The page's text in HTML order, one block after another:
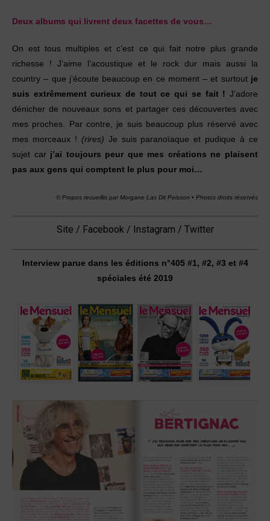
Deux albums qui livrent deux facettes de vous…
On est tous multiples et c’est ce qui fait notre plus grande
richesse ! J’aime l’acoustique et le rock dur mais aussi la
country – que j’écoute beaucoup en ce moment – et surtout je
suis extrêmement curieux de tout ce qui se fait ! J’adore
dénicher de nouveaux sons et partager ces découvertes avec
mes proches. Par contre, je suis beaucoup plus réservé avec
mes morceaux ! (rires) Je suis paranoïaque et pudique à ce
sujet car j’ai toujours peur que mes créations ne plaisent
pas aux gens qui comptent le plus pour moi…
© Propos recueillis par Morgane Las Dit Peisson • Photos droits réservés
Site / Facebook / Instagram / Twitter
Interview parue dans les éditions n°405 #1, #2, #3 et #4
spéciales été 2019